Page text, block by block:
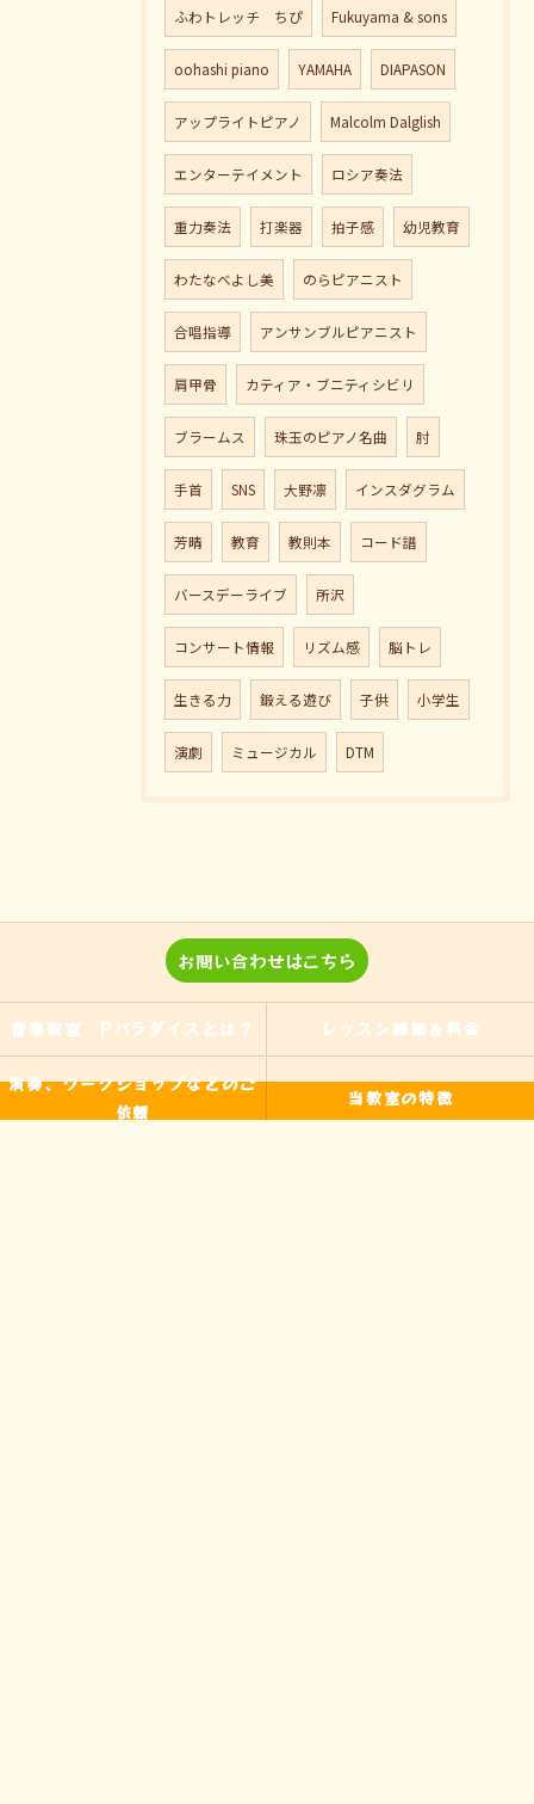
ふわトレッチ ちぴ Fukuyama & sons
oohashi piano YAMAHA DIAPASON
アップライトピアノ Malcolm Dalglish
エンターテイメント ロシア奏法
重力奏法 打楽器 拍子感 幼児教育
わたなべよし美 のらピアニスト
合唱指導 アンサンブルピアニスト
肩甲骨 カティア・ブニティシビリ
ブラームス 珠玉のピアノ名曲 肘
手首 SNS 大野凛 インスダグラム
芳晴 教育 教則本 コード譜
バースデーライブ 所沢
コンサート情報 リズム感 脳トレ
生きる力 鍛える遊び 子供 小学生
演劇 ミュージカル DTM
お問い合わせはこちら
音楽教室 Pパラダイスとは？ レッスン詳細＆料金
演奏、ワークショップなどのご
依頼
当教室の特徴